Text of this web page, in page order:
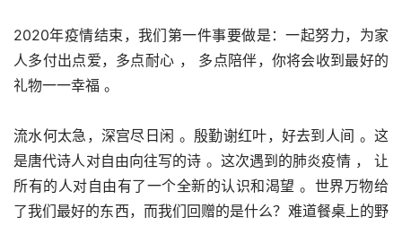
2020年疫情结束，我们第一件事要做是：一起努力，为家
人多付出点爱，多点耐心 ， 多点陪伴，你将会收到最好的
礼物一一幸福 。
流水何太急，深宫尽日闲 。殷勤谢红叶，好去到人间 。这
是唐代诗人对自由向往写的诗 。这次遇到的肺炎疫情 ， 让
所有的人对自由有了一个全新的认识和渴望 。世界万物给
了我们最好的东西，而我们回赠的是什么？难道餐桌上的野